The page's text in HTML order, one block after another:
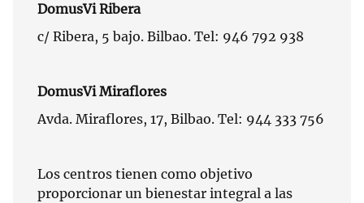
DomusVi Ribera
c/ Ribera, 5 bajo. Bilbao. Tel: 946 792 938
DomusVi Miraflores
Avda. Miraflores, 17, Bilbao. Tel: 944 333 756
Los centros tienen como objetivo
proporcionar un bienestar integral a las